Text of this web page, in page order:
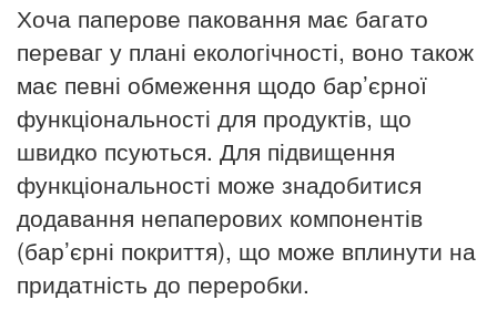
Хоча паперове паковання має багато
переваг у плані екологічності, воно також
має певні обмеження щодо бар’єрної
функціональності для продуктів, що
швидко псуються. Для підвищення
функціональності може знадобитися
додавання непаперових компонентів
(бар’єрні покриття), що може вплинути на
придатність до переробки.